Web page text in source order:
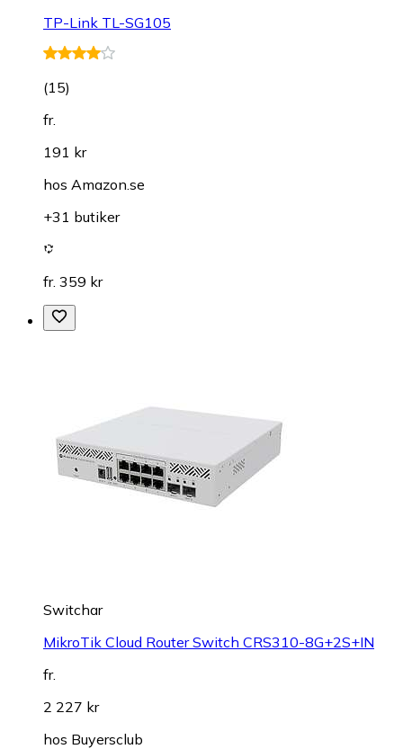
TP-Link TL-SG105
(15)
fr.
191 kr
hos Amazon.se
+31 butiker
fr. 359 kr
Switchar
MikroTik Cloud Router Switch CRS310-8G+2S+IN
fr.
2 227 kr
hos Buyersclub